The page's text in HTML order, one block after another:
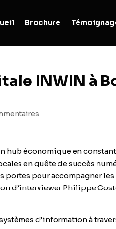
Brochure
INWIN à
hub économique en
en quête de succès
portes pouraccompagner
d’interviewer Philippe
d’information à